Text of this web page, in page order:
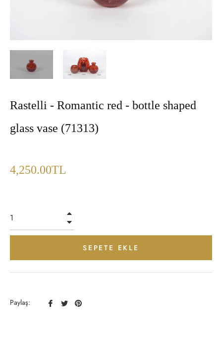
Rastelli - Romantic red - bottle shaped
glass vase (71313)
Fiyat
4,250.00TL
SEPETE EKLE
Paylaş:
Facebook
TwitterPinterest